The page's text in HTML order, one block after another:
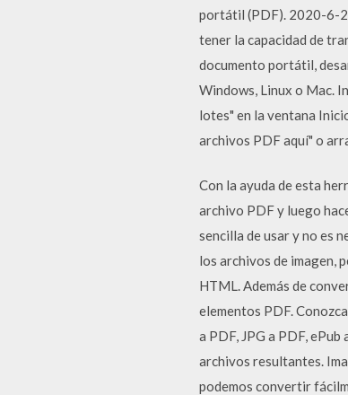
portátil (PDF). 2020-6-
tener la capacidad de
documento portátil,
Windows, Linux o Mac.
lotes" en la ventana
archivos PDF aquí" o
Con la ayuda de esta
archivo PDF y luego
sencilla de usar y no es
los archivos de imagen,
HTML. Además de
elementos PDF.
a PDF, JPG a PDF,
archivos resultantes.
podemos convertir